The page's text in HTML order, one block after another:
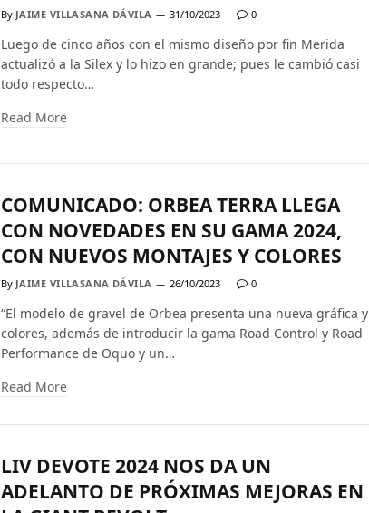
By JAIME VILLASANA DÁVILA 31/10/2023 0
Luego de cinco años con el mismo diseño por fin Merida
actualizó a la Silex y lo hizo en grande; pues le cambió casi
todo respecto…
Read More
COMUNICADO: ORBEA TERRA LLEGA
CON NOVEDADES EN SU GAMA 2024,
CON NUEVOS MONTAJES Y COLORES
By JAIME VILLASANA DÁVILA 26/10/2023 0
“El modelo de gravel de Orbea presenta una nueva gráfica y
colores, además de introducir la gama Road Control y Road
Performance de Oquo y un…
Read More
LIV DEVOTE 2024 NOS DA UN
ADELANTO DE PRÓXIMAS MEJORAS EN